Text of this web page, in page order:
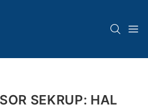
SEKRUP: HAL